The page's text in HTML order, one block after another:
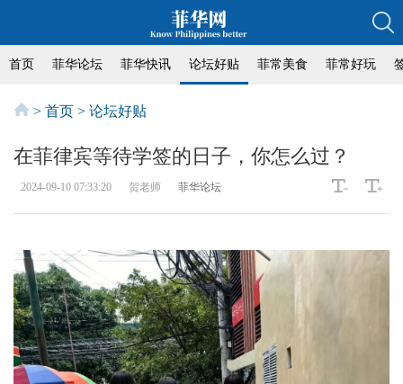
首页 菲华论坛 菲华快讯 论坛好贴 菲常美食 菲常好玩
> 首页 > 论坛好贴
在菲律宾等待学签的日子，你怎么过？
2024-09-10 07:33:20 贺老师 菲华论坛